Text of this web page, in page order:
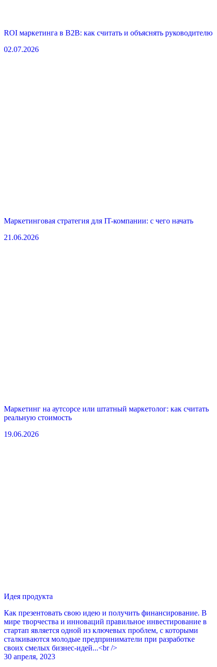
ROI маркетинга в B2B: как считать и объяснять руководителю
02.07.2026
Маркетинговая стратегия для IT-компании: с чего начать
21.06.2026
Маркетинг на аутсорсе или штатный маркетолог: как считать
реальную стоимость
19.06.2026
Идея продукта
Как презентовать свою идею и получить финансирование. В
мире творчества и инноваций правильное инвестирование в
стартап является одной из ключевых проблем, с которыми
сталкиваются молодые предприниматели при разработке
своих смелых бизнес-идей...<br />
30 апреля, 2023